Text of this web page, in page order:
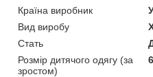
Країна виробник
Вид виробу
Стать
Розмір дитячого одягу (за
зростом)